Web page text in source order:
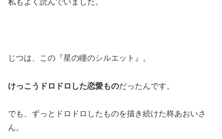
私もよく読んでいました。
じつは、この『星の瞳のシルエット』。
けっこうドロドロした恋愛ものだったんです。
でも、ずっとドロドロしたものを描き続けた柊あおいさ
ん。